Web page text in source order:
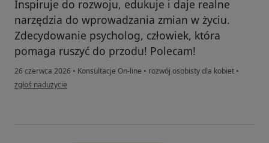
Inspiruje do rozwoju, edukuje i daje realne
narzędzia do wprowadzania zmian w życiu.
Zdecydowanie psycholog, człowiek, która
pomaga ruszyć do przodu! Polecam!
26 czerwca 2026 • Konsultacje On-line • rozwój osobisty dla kobiet •
w opinii użytkownika Lidia
zgłoś nadużycie